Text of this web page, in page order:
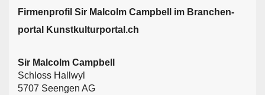
Firmen­profil Sir Malcolm Campbell im Branchen­
portal Kunstkulturportal.ch
Sir Malcolm Campbell
Schloss Hallwyl
5707 Seengen AG